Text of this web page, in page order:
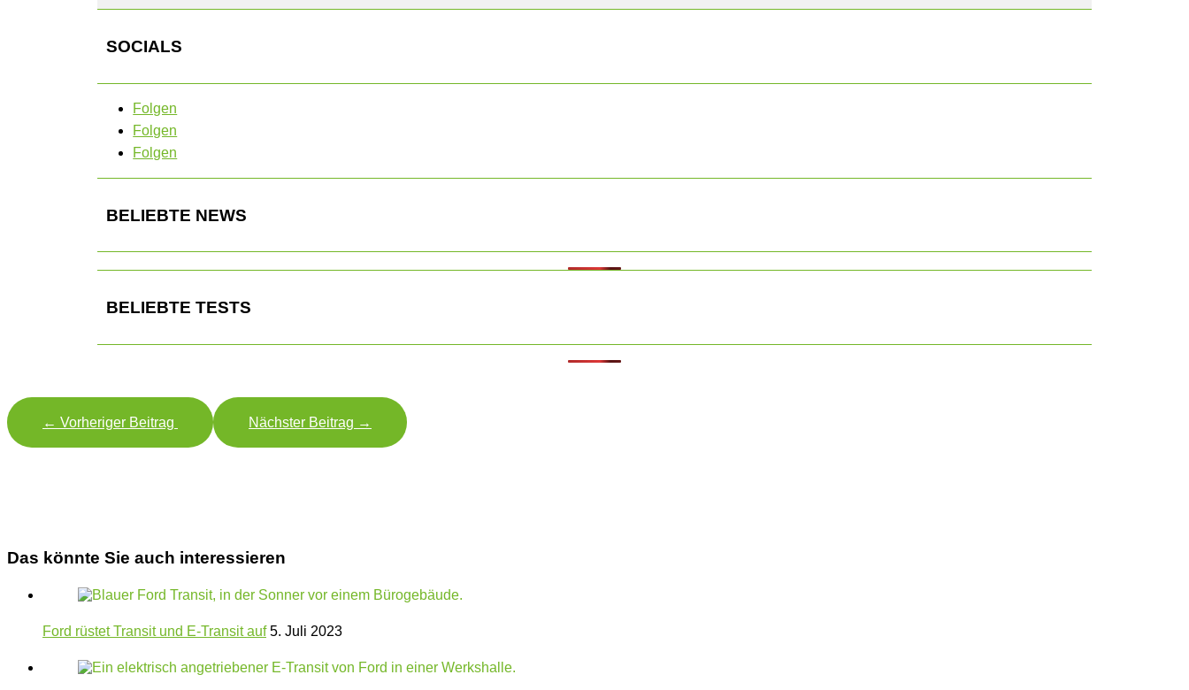
SOCIALS
Folgen
Folgen
Folgen
BELIEBTE NEWS
BELIEBTE TESTS
← Vorheriger Beitrag Nächster Beitrag →
Das könnte Sie auch interessieren
Ford rüstet Transit und E-Transit auf5. Juli 2023